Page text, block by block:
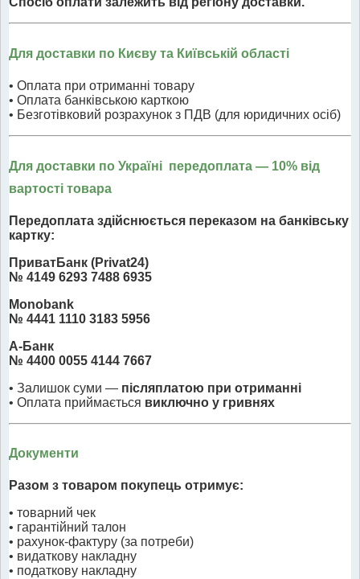
Для доставки по Києву та Київській області
• Оплата при отриманні товару
• Оплата банківською карткою
• Безготівковий розрахунок з ПДВ (для юридичних осіб)
Для доставки по Україні передоплата — 10% від
вартості товара
Передоплата здійснюється переказом на банківську
картку:
ПриватБанк (Privat24)
№ 4149 6293 7488 6935
Monobank
№ 4441 1110 3183 5956
А-Банк
№ 4400 0055 4144 7667
• Залишок суми — післяплатою при отриманні
• Оплата приймається виключно у гривнях
Документи
Разом з товаром покупець отримує:
• товарний чек
• гарантійний талон
• рахунок-фактуру (за потреби)
• видаткову накладну
• податкову накладну